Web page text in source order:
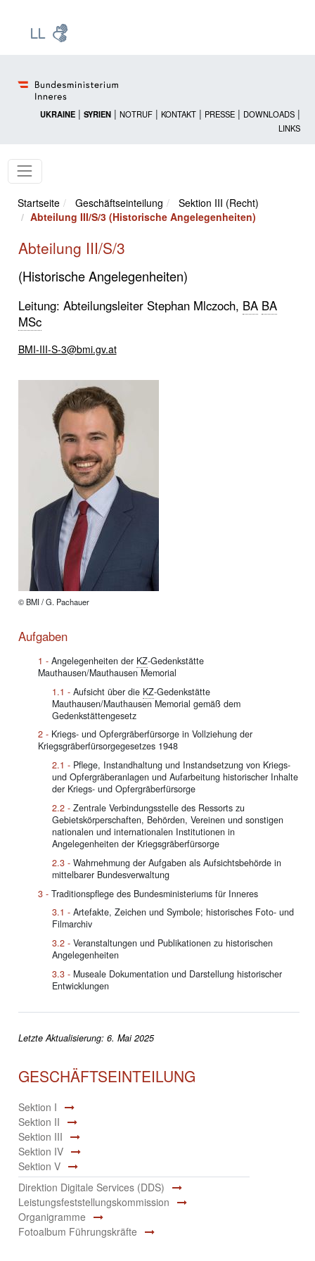
UKRAINE | SYRIEN | NOTRUF | KONTAKT | PRESSE | DOWNLOADS |
LINKS
Startseite Geschäftseinteilung
Sektion III (Recht)
Abteilung III/S/3 (Historische Angelegenheiten)
Abteilung III/S/3
(Historische Angelegenheiten)
Leitung: Abteilungsleiter Stephan Mlczoch, BA BA
MSc
BMI-III-S-3@bmi.gv.at
© BMI / G. Pachauer
Aufgaben
Angelegenheiten der KZ-Gedenkstätte
Mauthausen/Mauthausen Memorial
Aufsicht über die KZ-Gedenkstätte
Mauthausen/Mauthausen Memorial gemäß dem
Gedenkstättengesetz
Kriegs- und Opfergräberfürsorge in Vollziehung der
Kriegsgräberfürsorgegesetzes 1948
Pflege, Instandhaltung und Instandsetzung von Kriegs-
und Opfergräberanlagen und Aufarbeitung historischer Inhalte
der Kriegs- und Opfergräberfürsorge
Zentrale Verbindungsstelle des Ressorts zu
Gebietskörperschaften, Behörden, Vereinen und sonstigen
nationalen und internationalen Institutionen in
Angelegenheiten der Kriegsgräberfürsorge
Wahrnehmung der Aufgaben als Aufsichtsbehörde in
mittelbarer Bundesverwaltung
Traditionspflege des Bundesministeriums für Inneres
Artefakte, Zeichen und Symbole; historisches Foto- und
Filmarchiv
Veranstaltungen und Publikationen zu historischen
Angelegenheiten
Museale Dokumentation und Darstellung historischer
Entwicklungen
Letzte Aktualisierung: 6. Mai 2025
GESCHÄFTSEINTEILUNG
Sektion I
Sektion II
Sektion III
Sektion IV
Sektion V
Direktion Digitale Services (DDS)
Leistungsfeststellungskommission
Organigramme
Fotoalbum Führungskräfte